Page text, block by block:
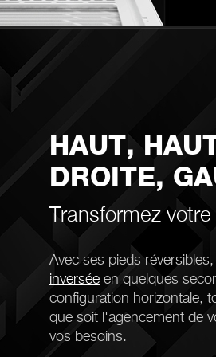
HAUT,
DROITE,
Transformez
Avec ses pieds
inversée en quelques
configuration horizontale,
que soit l'agencement de
vos besoins.